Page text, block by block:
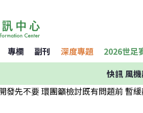
專欄 副刊 深度專題 2026世足
快訊風